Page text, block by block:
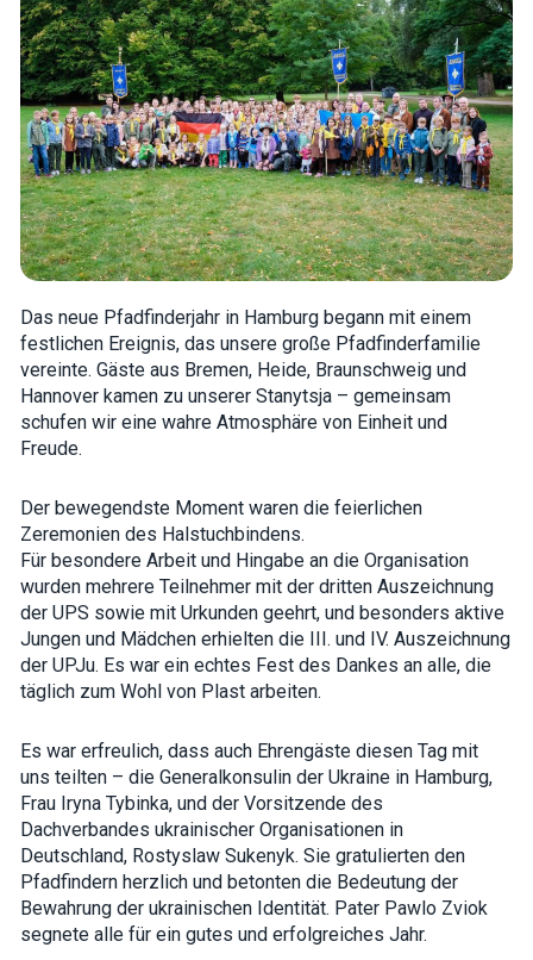
Das neue Pfadfinderjahr in Hamburg begann mit einem
festlichen Ereignis, das unsere große Pfadfinderfamilie
vereinte. Gäste aus Bremen, Heide, Braunschweig und
Hannover kamen zu unserer Stanytsja – gemeinsam
schufen wir eine wahre Atmosphäre von Einheit und
Freude.
Der bewegendste Moment waren die feierlichen
Zeremonien des Halstuchbindens.
Für besondere Arbeit und Hingabe an die Organisation
wurden mehrere Teilnehmer mit der dritten Auszeichnung
der UPS sowie mit Urkunden geehrt, und besonders aktive
Jungen und Mädchen erhielten die III. und IV. Auszeichnung
der UPJu. Es war ein echtes Fest des Dankes an alle, die
täglich zum Wohl von Plast arbeiten.
Es war erfreulich, dass auch Ehrengäste diesen Tag mit
uns teilten – die Generalkonsulin der Ukraine in Hamburg,
Frau Iryna Tybinka, und der Vorsitzende des
Dachverbandes ukrainischer Organisationen in
Deutschland, Rostyslaw Sukenyk. Sie gratulierten den
Pfadfindern herzlich und betonten die Bedeutung der
Bewahrung der ukrainischen Identität. Pater Pawlo Zviok
segnete alle für ein gutes und erfolgreiches Jahr.
Necessary
These
cookies are
not optional.
They are
needed for
the website
to function.
Statistics
In order for
us to
improve the
functionality
and
structure,
based on
how the
website is
used.
Experience
to perform
as well as
possible
during your
visit. If you
refuse these
some
disappear
from the
website.
Marketing
By sharing
your
interests and
behavior as